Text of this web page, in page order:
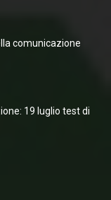
comunicazione
19 luglio test di